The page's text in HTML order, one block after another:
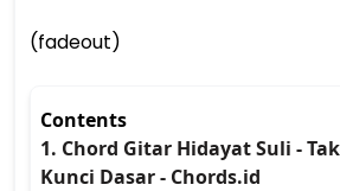
(fadeout)
Contents
1. Chord Gitar Hidayat Suli -
Kunci Dasar - Chords.id